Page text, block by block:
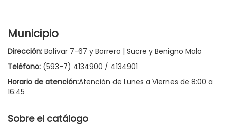
Municipio
Dirección: Bolívar 7-67 y Borrero | Sucre y Benigno Malo
Teléfono: (593-7) 4134900 / 4134901
Horario de atención:Atención de Lunes a Viernes de 8:00 a
16:45
Sobre el catálogo